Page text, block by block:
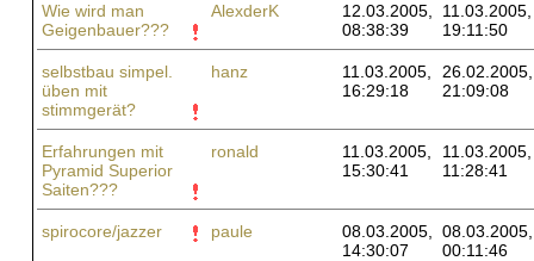
Wie wird man
Geigenbauer???
AlexderK
12.03.2005,
08:38:39
11.03.2005,
19:11:50
selbstbau simpel.
üben mit
stimmgerät?
hanz
11.03.2005,
16:29:18
26.02.2005,
21:09:08
Erfahrungen mit
Pyramid Superior
Saiten???
ronald
11.03.2005,
15:30:41
11.03.2005,
11:28:41
spirocore/jazzer paule
08.03.2005,
14:30:07
08.03.2005,
00:11:46